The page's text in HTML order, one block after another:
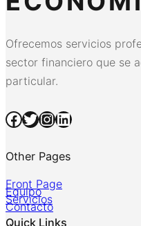
Ofrecemos servicios
sector financiero que se
particular.
Facebook Twitter InstagramLinkedIn
Other Pages
Front Page
Equipo
Servicios
Contacto
Quick Links